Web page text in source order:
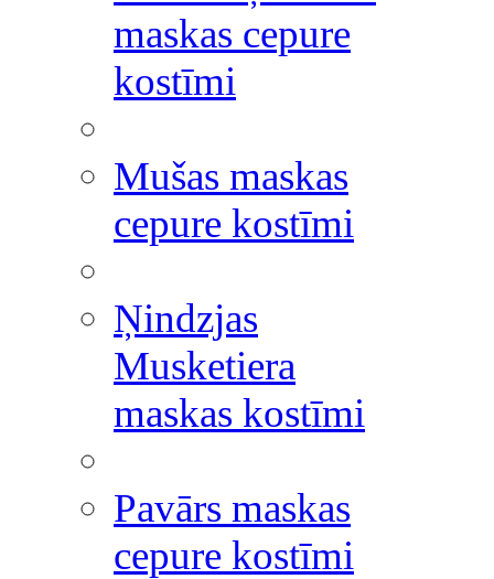
maskas cepure
kostīmi
Mušas maskas
cepure kostīmi
Ņindzjas
Musketiera
maskas kostīmi
Pavārs maskas
cepure kostīmi